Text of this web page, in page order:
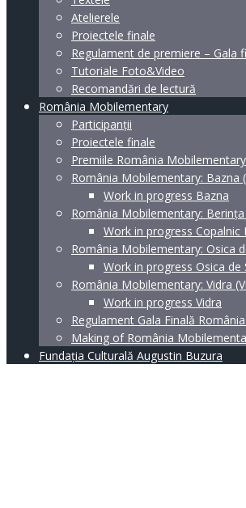
Atelierele
Proiectele finale
Regulament de premiere – Gala
Tutoriale Foto&Video
Recomandări de lectură
România Mobilementary
Participanții
Proiectele finale
Premiile România
România Mobilementary: Bazna
Work in progress Bazna
România Mobilementary:
Work in progress Copalnic
România Mobilementary: Osica
Work in progress Osica de
România Mobilementary: Vidra
Work in progress Vidra
Regulament Gala Finală
Making of România
Fundația Culturală Augustin Buzura